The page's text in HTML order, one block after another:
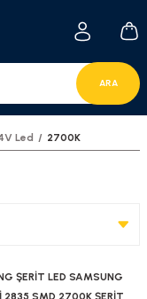
ARA
Led 2700K
ŞERİT LED SAMSUNG
2835 SMD 2700K ŞERİT